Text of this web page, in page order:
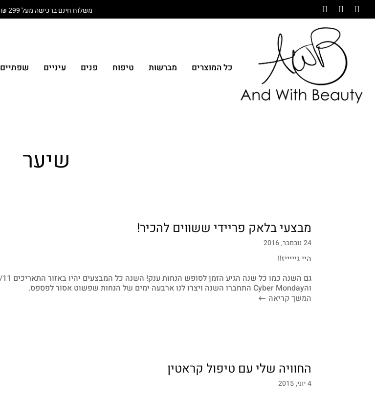
משלוח חינם ברכישה מעל 299 ₪
כל המוצרים מברשות טיפוח פנים עיניים שפתיים
שיער
מבצעי בלאק פריידי ששווים להכיר!
24 נובמבר, 2016
היי גיייייז!!
והCyber Monday התחברו השנה ויצרו לנו ארבעה ימים של הנחות שפשוט אסור לפספס.
המשך קריאה
החוויה שלי עם טיפול קראטין
4 יוני, 2015